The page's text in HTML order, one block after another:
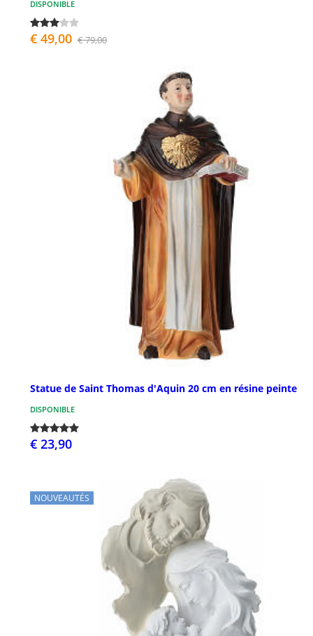
DISPONIBLE
€ 49,00 € 79,00
Statue de Saint Thomas d'Aquin 20 cm en résine peinte
DISPONIBLE
€ 23,90
NOUVEAUTÉS